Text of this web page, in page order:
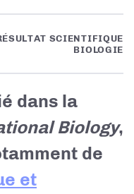
SCIENTIFIQUE
BIOLOGIE
dans la
Biology,
de
et